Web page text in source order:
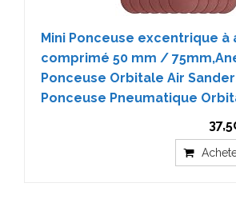
Mini Ponceuse excentrique à
comprimé 50 mm /
Ponceuse Orbitale Air
Ponceuse Pneumatique